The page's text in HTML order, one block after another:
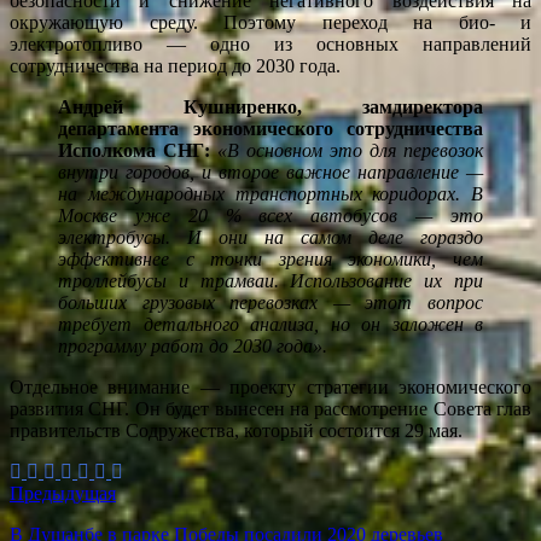
окружающую среду. Поэтому переход на био- и
электротопливо — одно из основных направлений
сотрудничества на период до 2030 года.
Андрей Кушниренко, замдиректора
департамента экономического сотрудничества
Исполкома СНГ:«В основном это для перевозок
внутри городов, и второе важное направление —
на международных транспортных коридорах. В
Москве уже 20 % всех автобусов — это
электробусы. И они на самом деле гораздо
эффективнее с точки зрения экономики, чем
троллейбусы и трамваи. Использование их при
больших грузовых перевозках — этот вопрос
требует детального анализа, но он заложен в
программу работ до 2030 года».
Отдельное внимание — проекту стратегии экономического
развития СНГ. Он будет вынесен на рассмотрение Совета глав
правительств Содружества, который состоится 29 мая.
Предыдущая
В Душанбе в парке Победы посадили 2020 деревьев